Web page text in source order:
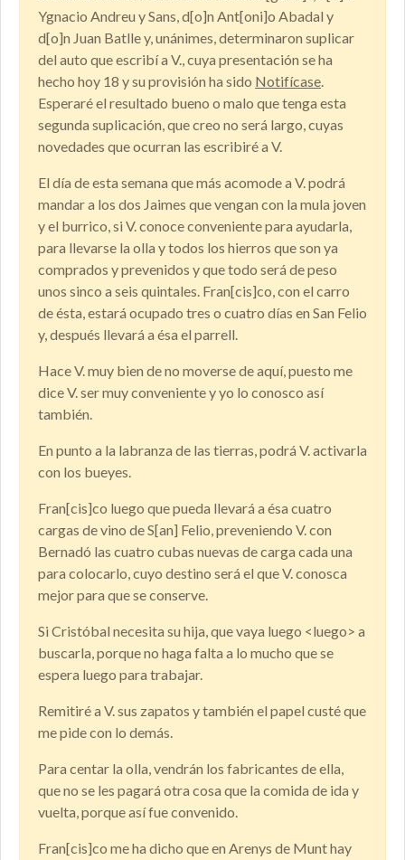
Ygnacio Andreu y Sans, d[o]n Ant[oni]o Abadal y
d[o]n Juan Batlle y, unánimes, determinaron suplicar
del auto que escribí a V., cuya presentación se ha
hecho hoy 18 y su provisión ha sido Notifícase.
Esperaré el resultado bueno o malo que tenga esta
segunda suplicación, que creo no será largo, cuyas
novedades que ocurran las escribiré a V.
El día de esta semana que más acomode a V. podrá
mandar a los dos Jaimes que vengan con la mula joven
y el burrico, si V. conoce conveniente para ayudarla,
para llevarse la olla y todos los hierros que son ya
comprados y prevenidos y que todo será de peso
unos sinco a seis quintales. Fran[cis]co, con el carro
de ésta, estará ocupado tres o cuatro días en San Felio
y, después llevará a ésa el parrell.
Hace V. muy bien de no moverse de aquí, puesto me
dice V. ser muy conveniente y yo lo conosco así
también.
En punto a la labranza de las tierras, podrá V. activarla
con los bueyes.
Fran[cis]co luego que pueda llevará a ésa cuatro
cargas de vino de S[an] Felio, preveniendo V. con
Bernadó las cuatro cubas nuevas de carga cada una
para colocarlo, cuyo destino será el que V. conosca
mejor para que se conserve.
Si Cristóbal necesita su hija, que vaya luego <luego> a
buscarla, porque no haga falta a lo mucho que se
espera luego para trabajar.
Remitiré a V. sus zapatos y también el papel custé que
me pide con lo demás.
Para centar la olla, vendrán los fabricantes de ella,
que no se les pagará otra cosa que la comida de ida y
vuelta, porque así fue convenido.
Fran[cis]co me ha dicho que en Arenys de Munt hay